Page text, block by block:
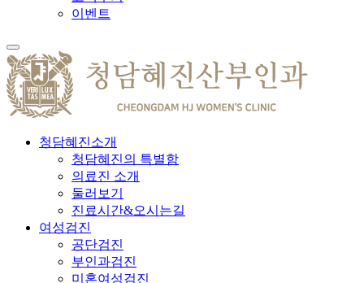
이벤트
청담혜진소개
청담혜진의 특별함
의료진 소개
둘러보기
진료시간&오시는길
여성검진
공단검진
부인과검진
미혼여성검진